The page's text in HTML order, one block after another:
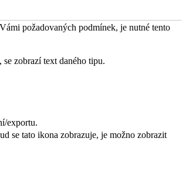
požadovaných podmínek, je nutné tento
zobrazí text daného tipu.
exportu.
se tato ikona zobrazuje, je možno zobrazit